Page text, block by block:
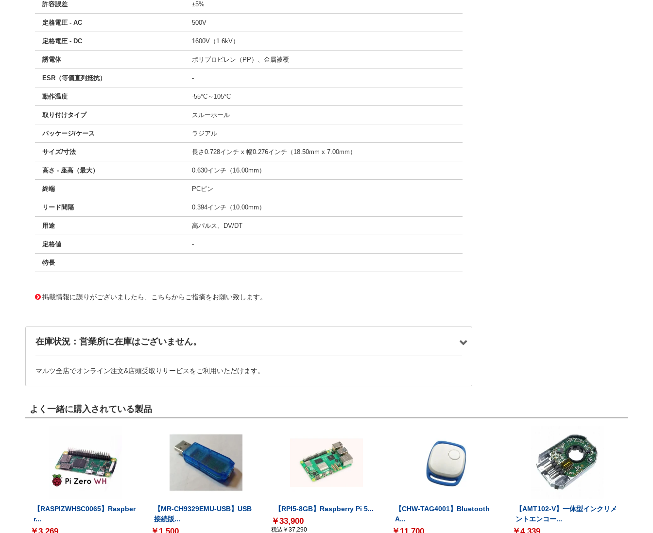
許容誤差 ±5%
定格電圧 - AC 500V
定格電圧 - DC 1600V（1.6kV）
誘電体 ポリプロピレン（PP）、金属被覆
ESR（等価直列抵抗） -
動作温度 -55°C～105°C
取り付けタイプ スルーホール
パッケージ/ケース ラジアル
サイズ/寸法 長さ0.728インチ x 幅0.276インチ（18.50mm x 7.00mm）
高さ - 座高（最大） 0.630インチ（16.00mm）
終端 PCピン
リード間隔 0.394インチ（10.00mm）
用途 高パルス、DV/DT
定格値 -
特長
掲載情報に誤りがございましたら、こちらからご指摘をお願い致します。
在庫状況：営業所に在庫はございません。
マルツ全店でオンライン注文&店頭受取りサービスをご利用いただけます。
よく一緒に購入されている製品
【RASPIZWHSC0065】Raspber
r...
【MR-CH9329EMU-USB】USB
接続版...
【RPI5-8GB】Raspberry Pi 5...
￥33,900
税込￥37,290
【CHW-TAG4001】Bluetooth
A...
【AMT102-V】一体型インクリメ
ントエンコー...